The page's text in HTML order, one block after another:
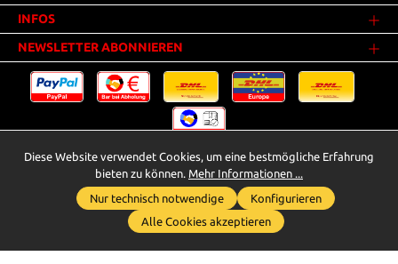
INFOS
NEWSLETTER ABONNIEREN
* Alle Preise inkl. gesetzl. Mehrwertsteuer zzgl.Versandkosten
Innerhalb Deutschlands - Versandkostenfrei ab 25,00 Euro Warenwert.
** Der Verkauf unterliegt der Differenzbesteuerung gem. § 25a UStG
(Gebrauchtgegenstände/Sonderregelung). Ein gesonderter Ausweis der
Umsatzsteuer bei gebrauchten oder wiederaufbereiteten Gegenständen
Whatsapp für Anfragen
Diese Website verwendet Cookies, um eine bestmögliche Erfahrung
bieten zu können. Mehr Informationen ...
Nur technisch notwendige
Konfigurieren
Alle Cookies akzeptieren